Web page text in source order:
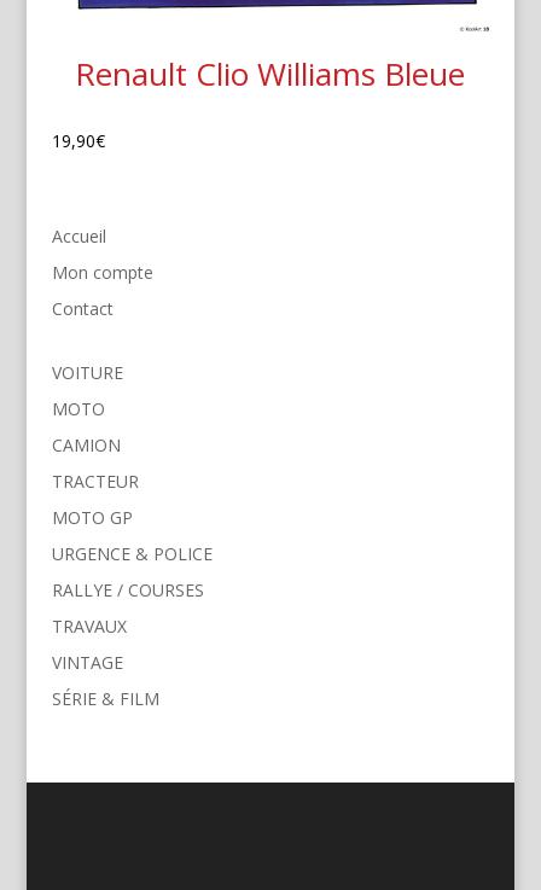
Renault Clio Williams Bleue
19,90€
Accueil
Mon compte
Contact
VOITURE
MOTO
CAMION
TRACTEUR
MOTO GP
URGENCE & POLICE
RALLYE / COURSES
TRAVAUX
VINTAGE
SÉRIE & FILM